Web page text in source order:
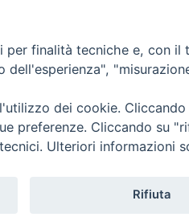
Privacy Policy Cookie Policy
Editrice
finalità tecniche e, con
dell'esperienza",
dei cookie.
preferenze. Cliccando su
Ulteriori informazioni
Rifiuta